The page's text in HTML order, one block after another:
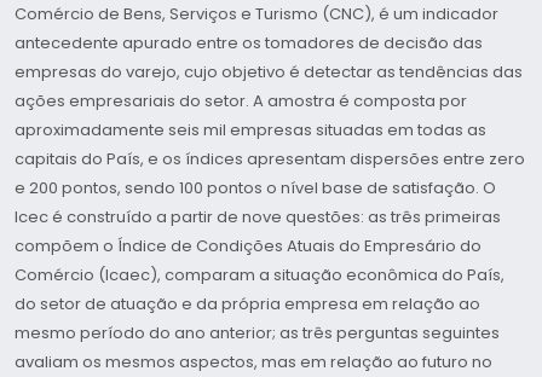
Comércio de Bens, Serviços e Turismo (CNC), é um indicador
antecedente apurado entre os tomadores de decisão das
empresas do varejo, cujo objetivo é detectar as tendências das
ações empresariais do setor. A amostra é composta por
aproximadamente seis mil empresas situadas em todas as
capitais do País, e os índices apresentam dispersões entre zero
e 200 pontos, sendo 100 pontos o nível base de satisfação. O
Icec é construído a partir de nove questões: as três primeiras
compõem o Índice de Condições Atuais do Empresário do
Comércio (Icaec), comparam a situação econômica do País,
do setor de atuação e da própria empresa em relação ao
mesmo período do ano anterior; as três perguntas seguintes
avaliam os mesmos aspectos, mas em relação ao futuro no